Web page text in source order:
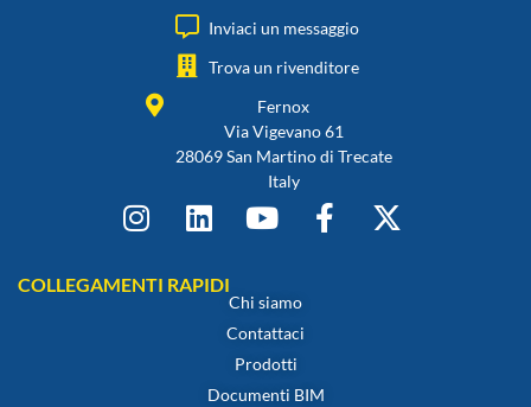
Inviaci un messaggio
Trova un rivenditore
Fernox
Via Vigevano 61
28069 San Martino di Trecate
Italy
COLLEGAMENTI RAPIDI
Chi siamo
Contattaci
Prodotti
Documenti BIM